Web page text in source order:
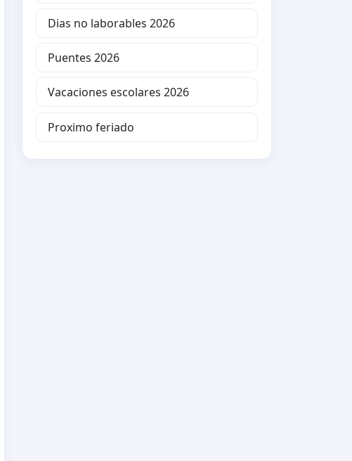
Dias no laborables 2026
Puentes 2026
Vacaciones escolares 2026
Proximo feriado